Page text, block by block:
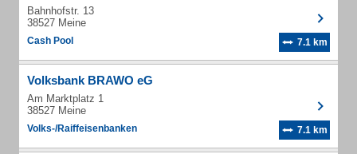
Bahnhofstr. 13
38527 Meine
Cash Pool 7.1 km
Volksbank BRAWO eG
Am Marktplatz 1
38527 Meine
Volks-/Raiffeisenbanken 7.1 km